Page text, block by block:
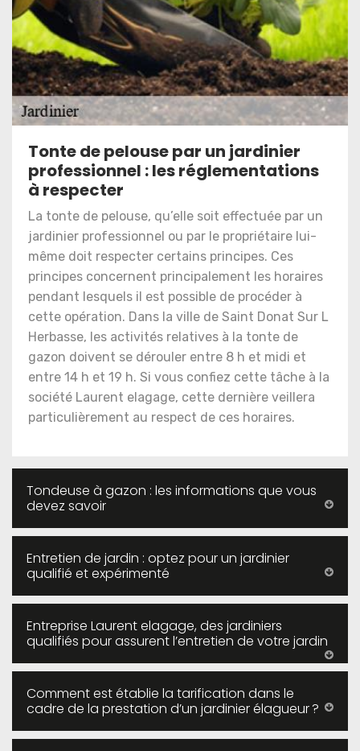
Tonte de pelouse par un jardinier
professionnel : les réglementations
à respecter
La tonte de pelouse, qu’elle soit effectuée par un
jardinier professionnel ou par le propriétaire lui-
même doit respecter certains principes. Ces
principes concernent principalement les horaires
pendant lesquels il est possible de procéder à
cette opération. Dans la ville de Saint Donat Sur L
Herbasse, les activités relatives à la tonte de
gazon doivent se dérouler entre 8 h et midi et
entre 14 h et 19 h. Si vous confiez cette tâche à la
société Laurent elagage, cette dernière veillera
particulièrement au respect de ces horaires.
Tondeuse à gazon : les informations que vous
devez savoir
Entretien de jardin : optez pour un jardinier
qualifié et expérimenté
Entreprise Laurent elagage, des jardiniers
qualifiés pour assurent l’entretien de votre jardin
Comment est établie la tarification dans le
cadre de la prestation d’un jardinier élagueur ?